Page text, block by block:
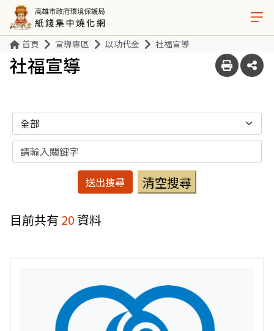
首頁 宣導專區 以功代金 社福宣導
社福宣導
分類
關鍵字
目前共有 20 資料